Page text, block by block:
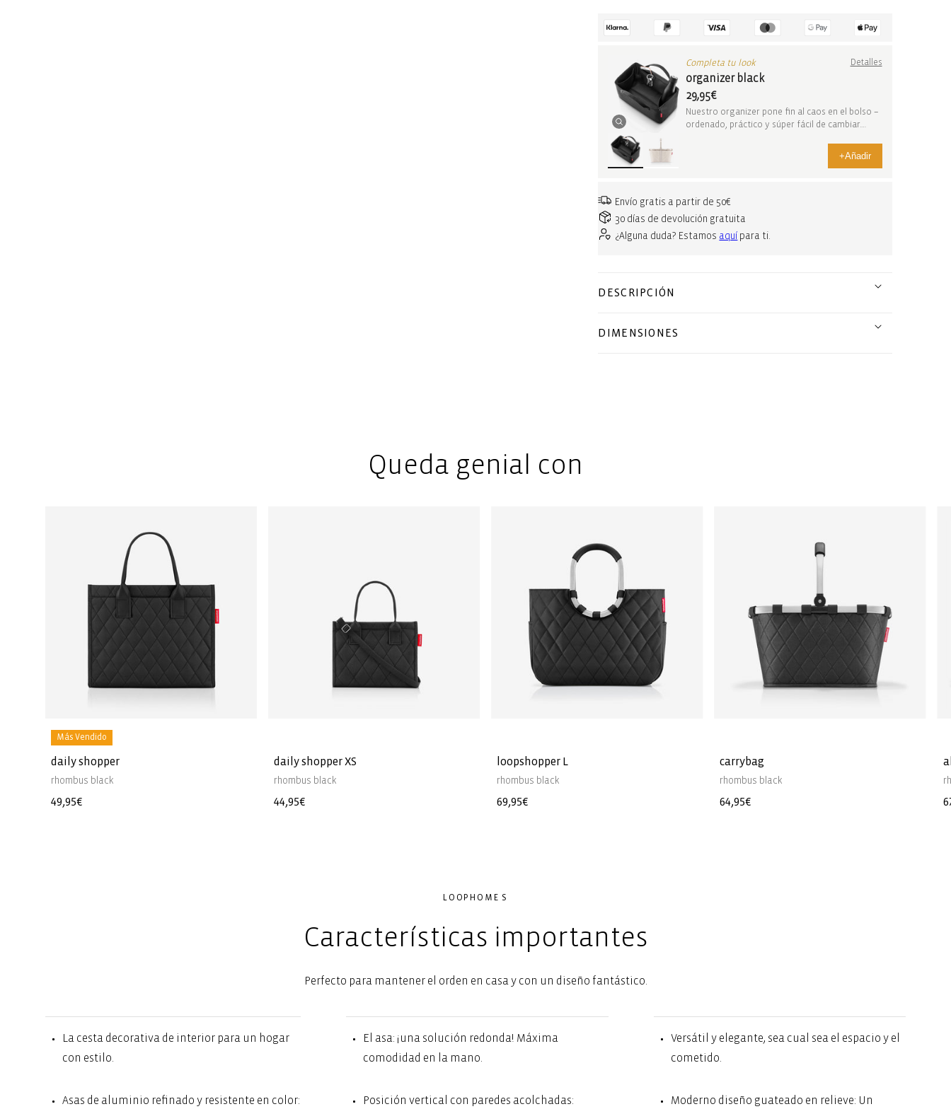
Completa tu look Detalles
organizer black
29,95€
Nuestro organizer pone fin al caos en el bolso –
ordenado, práctico y súper fácil de cambiar.
+Añadir
Envío gratis a partir de 50€
30 días de devolución gratuita
¿Alguna duda? Estamos aquí para ti.
DESCRIPCIÓN
DIMENSIONES
Queda genial con
Más Vendido
daily shopper
rhombus black
Precio
49,95€
daily shopper XS
rhombus black
Precio
44,95€
loopshopper L
rhombus black
Precio
69,95€
carrybag
rhombus black
Precio
64,95€
LOOPHOME S
Características importantes
Perfecto para mantener el orden en casa y con un diseño fantástico.
La cesta decorativa de interior para un hogar
con estilo.
El asa: ¡una solución redonda! Máxima
comodidad en la mano.
Versátil y elegante, sea cual sea el espacio y el
cometido.
Asas de aluminio refinado y resistente en color:
Posición vertical con paredes acolchadas:
Moderno diseño guateado en relieve: Un